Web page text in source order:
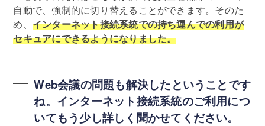
自動で、強制的に切り替えることができます。そのた
め、 インターネット接続系統での持ち運んでの利用が
セキュアにできるようになりました。
Web会議の問題も解決したということです
ね。インターネット接続系統のご利用につ
いてもう少し詳しく聞かせてください。